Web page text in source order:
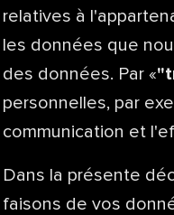
relatives à
les données que
des données. Par «
personnelles, par
communication et
Dans la présente
faisons de vos